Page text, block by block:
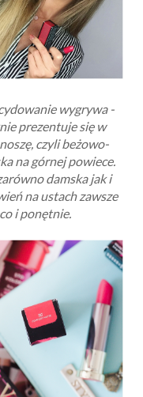
wygrywa -
prezentuje się w
czyli beżowo-
na górnej powiece.
damska jak i
na ustach zawsze
i ponętnie.